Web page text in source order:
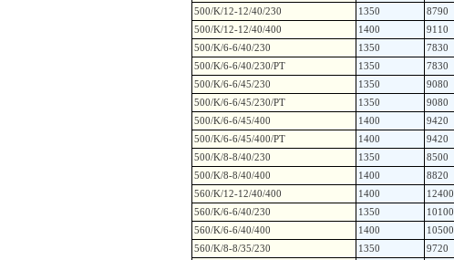
500/K/12-12/40/230
1350 8790
500/K/12-12/40/400
1400 9110
500/K/6-6/40/230
1350 7830
500/K/6-6/40/230/PT
1350 7830
500/K/6-6/45/230
1350 9080
500/K/6-6/45/230/PT
1350 9080
500/K/6-6/45/400
1400 9420
500/K/6-6/45/400/PT
1400 9420
500/K/8-8/40/230
1350 8500
500/K/8-8/40/400
1400 8820
560/K/12-12/40/400
1400 12400
560/K/6-6/40/230
1350 10100
560/K/6-6/40/400
1400 10500
560/K/8-8/35/230
1350 9720